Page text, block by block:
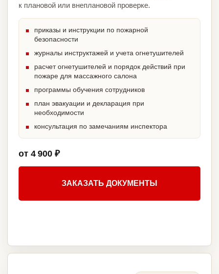
к плановой или внеплановой проверке.
приказы и инструкции по пожарной
безопасности
журналы инструктажей и учета огнетушителей
расчет огнетушителей и порядок действий при
пожаре для массажного салона
программы обучения сотрудников
план эвакуации и декларация при
необходимости
консультация по замечаниям инспектора
от 4 900 ₽
ЗАКАЗАТЬ ДОКУМЕНТЫ